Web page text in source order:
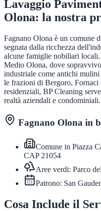
Lavaggio
Olona: la nostra
Fagnano Olona è un comune
segnata dalla ricchezza
alcune famiglie nobiliari
Medio Olona, dove
industriale come antichi
le frazioni di Bergoro, Fornaci
residenziali, BP Cleaning
realtà aziendali e condominiali.
Fagnano Olona in
Comune in Piazza
CAP 21054
Aree verdi: Parco
Patrono: San
Cosa Include il